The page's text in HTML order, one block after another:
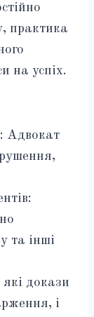
практика
на успіх.
Адвокат
та інші
докази
і